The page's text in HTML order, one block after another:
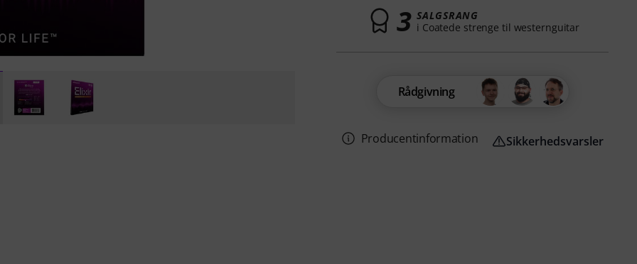
3 SALGSRANG
i Coatede strenge til westernguitar
Rådgivning
Producentinformation Sikkerhedsvarsler